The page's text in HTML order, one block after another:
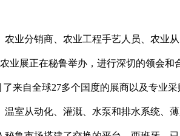
分销商、农业工程手艺人员、农业
展正在秘鲁举办，进行深切的领会和
来自全球27多个国度的展商以及专业
室从动化、灌溉、水泵和排水系统、